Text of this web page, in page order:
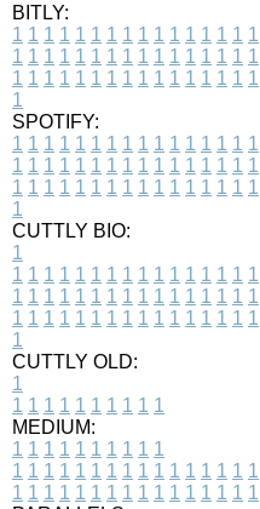
BITLY:
1 1 1 1 1 1 1 1 1 1 1 1 1 1 1 1
1 1 1 1 1 1 1 1 1 1 1 1 1 1 1 1
1 1 1 1 1 1 1 1 1 1 1 1 1 1 1 1
1
SPOTIFY:
1 1 1 1 1 1 1 1 1 1 1 1 1 1 1 1
1 1 1 1 1 1 1 1 1 1 1 1 1 1 1 1
1 1 1 1 1 1 1 1 1 1 1 1 1 1 1 1
1
CUTTLY BIO:
1
1 1 1 1 1 1 1 1 1 1 1 1 1 1 1 1
1 1 1 1 1 1 1 1 1 1 1 1 1 1 1 1
1 1 1 1 1 1 1 1 1 1 1 1 1 1 1 1
1
CUTTLY OLD:
1
1 1 1 1 1 1 1 1 1 1
MEDIUM:
1 1 1 1 1 1 1 1 1 1
1 1 1 1 1 1 1 1 1 1 1 1 1 1 1 1
1 1 1 1 1 1 1 1 1 1 1 1 1 1 1 1